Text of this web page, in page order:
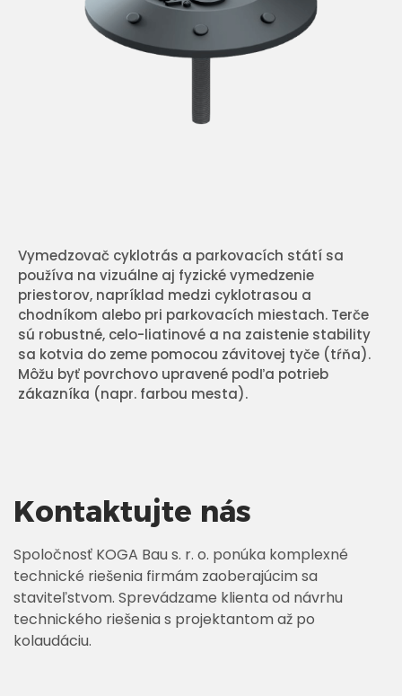
Vymedzovač cyklotrás a parkovacích státí sa
používa na vizuálne aj fyzické vymedzenie
priestorov, napríklad medzi cyklotrasou a
chodníkom alebo pri parkovacích miestach. Terče
sú robustné, celo-liatinové a na zaistenie stability
sa kotvia do zeme pomocou závitovej tyče (tŕňa).
Môžu byť povrchovo upravené podľa potrieb
zákazníka (napr. farbou mesta).
Kontaktujte nás
Spoločnosť KOGA Bau s. r. o. ponúka komplexné
technické riešenia firmám zaoberajúcim sa
staviteľstvom. Sprevádzame klienta od návrhu
technického riešenia s projektantom až po
kolaudáciu.